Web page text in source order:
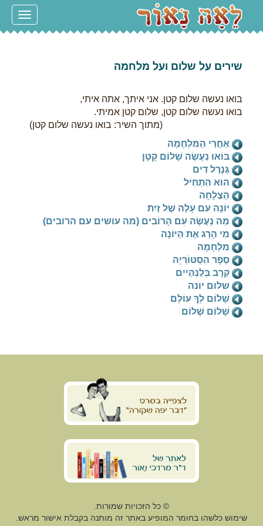
Toggle
שירים על שלום ועל מלחמה
בואו נעשה שלום קטן. אני איתך, אתה איתי,
בואו נעשה שלום קטן, שלום קטן אמיתי.
(מתוך השיר: בואו נעשה שלום קטן)
אַחֲרֵי הַמִּלְחָמָה
בּוֹאוּ נַעֲשֶׂה שָׁלוֹם קָטָן
גֶּנֶרָל דִים
הוּא הִתְחִיל
הַצְלָחָה
יוֹנָה עִם עָלֶה שֶׁל זַיִת
מַה נַעֲשֶׂה עִם הָרוֹבִים (מה עושים עם הרובים)
מִי הָרַג אֶת הַיּוֹנָה
מִלְחָמָה
סֵפָר הִסְטוֹרְיָה
קְרָב בְּלֶנְהַיים
שלום יונה
שָׁלוֹם לְךָ עוֹלָם
שָׁלוֹם שָׁלוֹם
© כל הזכויות שמורות.
שימוש כלשהו בחומר המופיע באתר זה מותנה בקבלת אישור מראש.